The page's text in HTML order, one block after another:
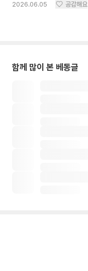
2026.06.05 공감해요
함께 많이 본 베동글